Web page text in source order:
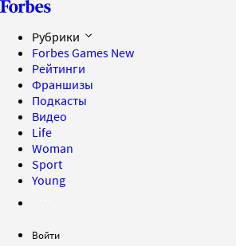
Рубрики
Forbes Games New
Рейтинги
Франшизы
Подкасты
Видео
Life
Woman
Sport
Young
Войти